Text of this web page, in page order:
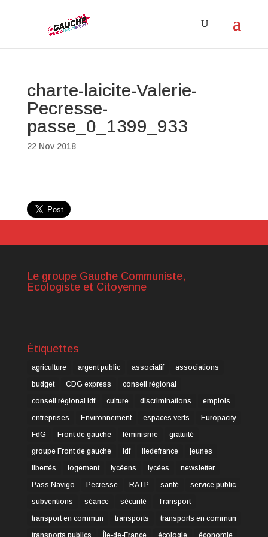
charte-laicite-Valerie-
Pecresse-
passe_0_1399_933
22 Nov 2018
Le groupe Gauche Communiste,
Ecologiste et Citoyenne
Étiquettes
agriculture argent public associatif
associations
budget
CDG express
conseil régional
conseil régional idf
culture discriminations
emplois
entreprises
Environnement espaces verts
Europacity
FdG
Front de gauche féminisme
gratuité
groupe Front de gauche
idf iledefrance
jeunes
libertés
logement lycéens lycées
newsletter
Pass Navigo
Pécresse RATP santé
service public
subventions
séance sécurité
Transport
transport en commun
transports
transports en commun